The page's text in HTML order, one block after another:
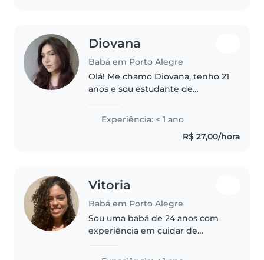
Diovana
Babá em Porto Alegre
Olá! Me chamo Diovana, tenho 21
anos e sou estudante de
desenvolvimento infanto-juvenil.
Sou uma babá responsável,
paciente e empática, pronta para
Experiência: < 1 ano
R$ 27,00/hora
Vitoria
Babá em Porto Alegre
Sou uma babá de 24 anos com
experiência em cuidar de
idade escolar. Embora eu não